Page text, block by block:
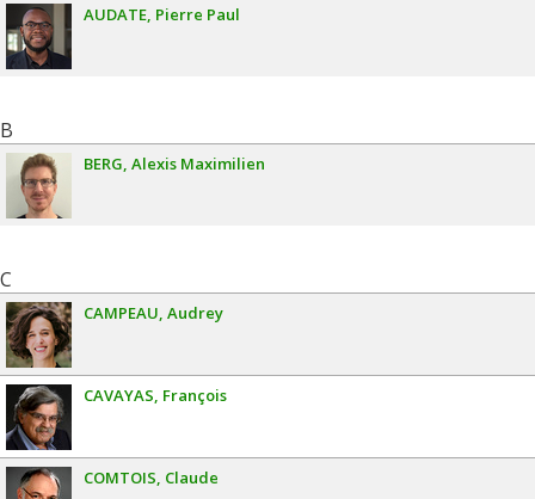
AUDATE Pierre Paul
B
BERG Alexis Maximilien
C
CAMPEAU Audrey
CAVAYAS François
COMTOIS Claude